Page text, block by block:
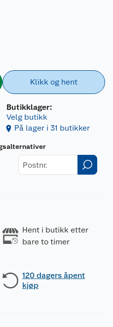
Klikk og hent
Butikklager:
Velg butikk
På lager i 31 butikker
Hent i butikk etter
bare to timer
120 dagers åpent
kjøp